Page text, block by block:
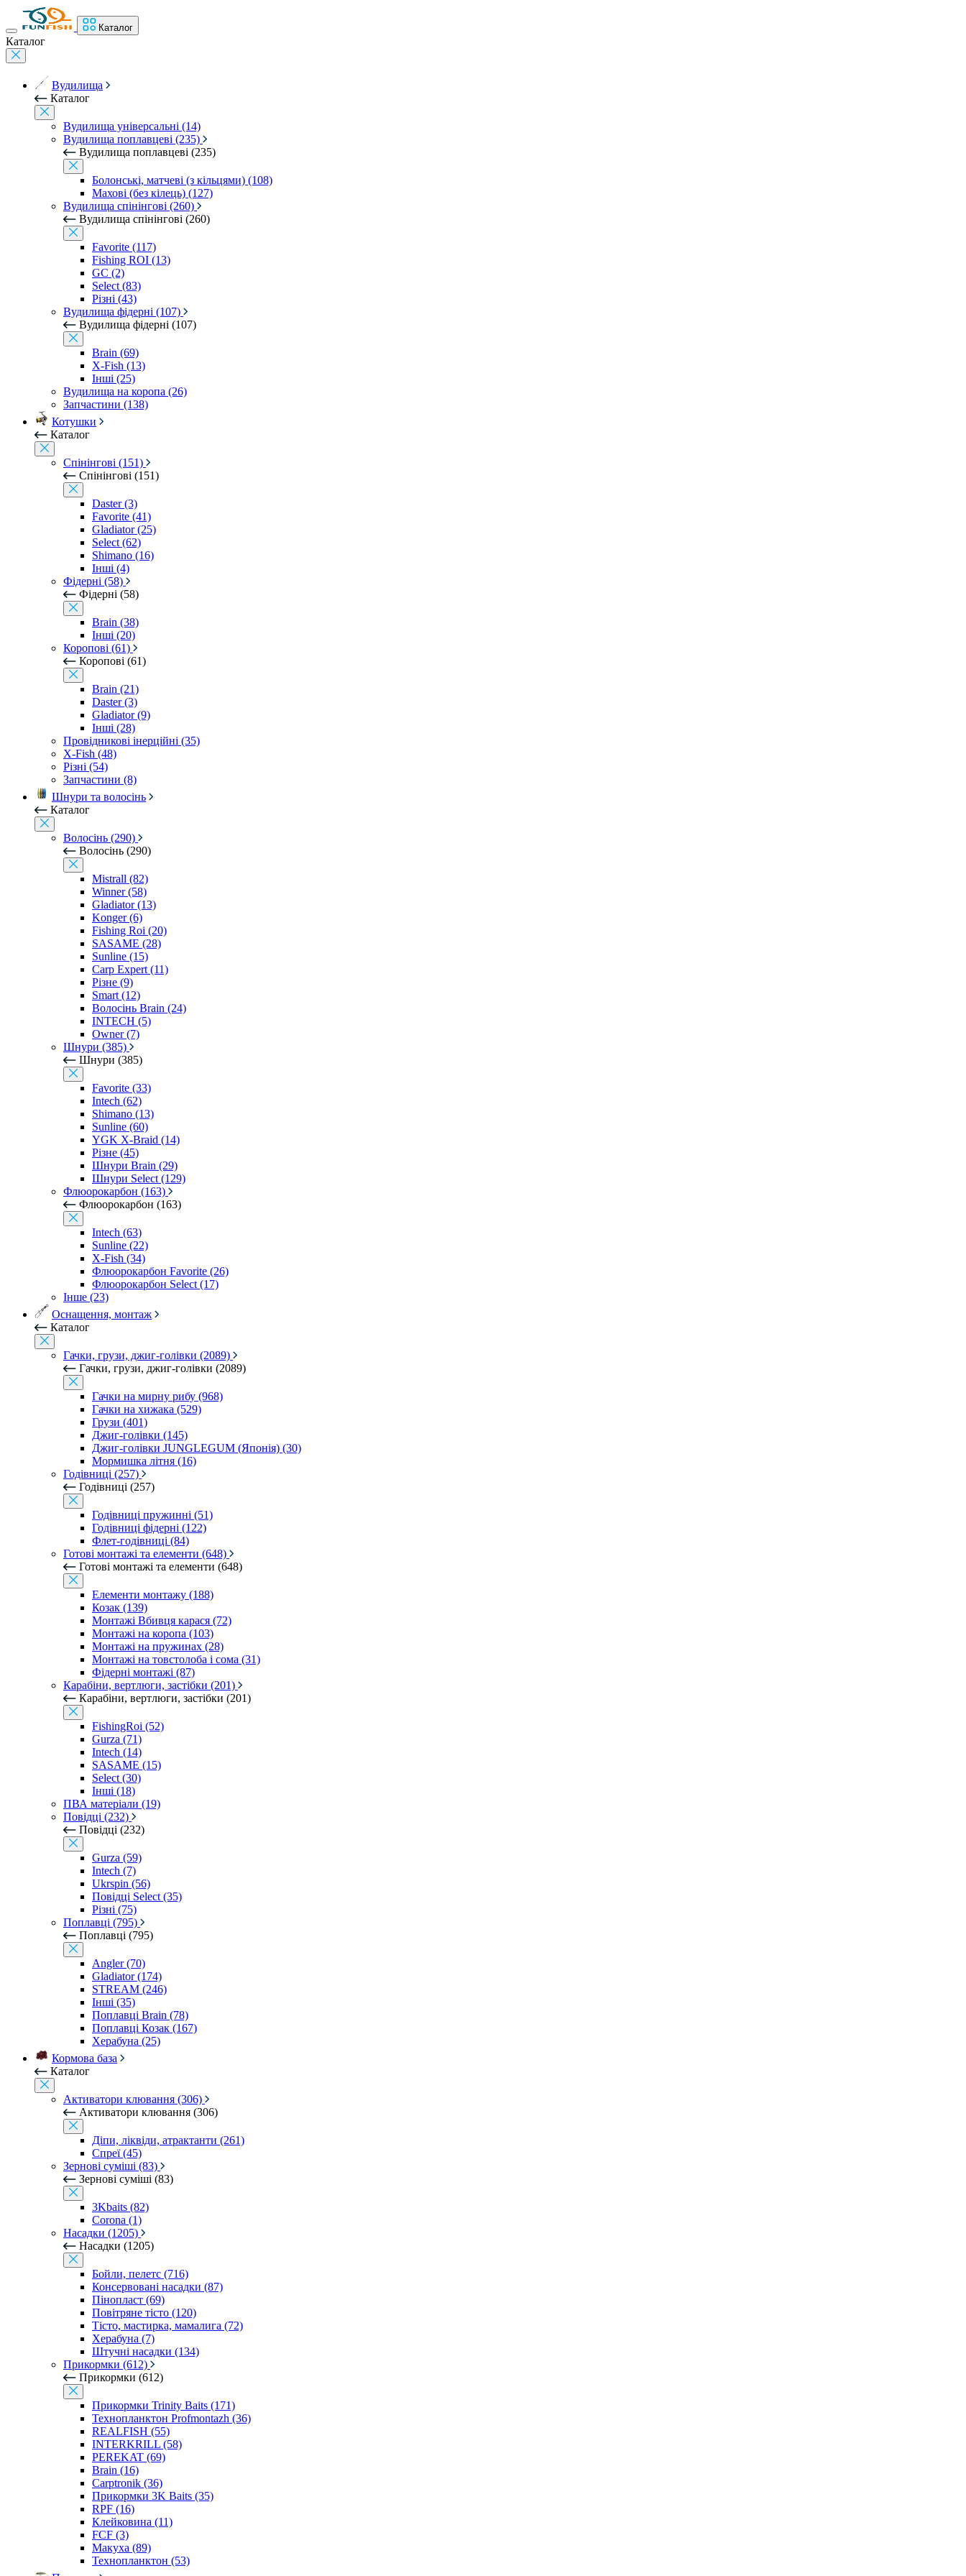
Каталог
Каталог
Вудилища
Каталог
Вудилища універсальні (14)
Вудилища поплавцеві (235)
Вудилища поплавцеві (235)
Болонські, матчеві (з кільцями) (108)
Махові (без кілець) (127)
Вудилища спінінгові (260)
Вудилища спінінгові (260)
Favorite (117)
Fishing ROI (13)
GC (2)
Select (83)
Різні (43)
Вудилища фідерні (107)
Вудилища фідерні (107)
Brain (69)
X-Fish (13)
Інші (25)
Вудилища на коропа (26)
Запчастини (138)
Котушки
Каталог
Спінінгові (151)
Спінінгові (151)
Daster (3)
Favorite (41)
Gladiator (25)
Select (62)
Shimano (16)
Інші (4)
Фідерні (58)
Фідерні (58)
Brain (38)
Інші (20)
Коропові (61)
Коропові (61)
Brain (21)
Daster (3)
Gladiator (9)
Інші (28)
Провідникові інерційні (35)
X-Fish (48)
Різні (54)
Запчастини (8)
Шнури та волосінь
Каталог
Волосінь (290)
Волосінь (290)
Mistrall (82)
Winner (58)
Gladiator (13)
Konger (6)
Fishing Roi (20)
SASAME (28)
Sunline (15)
Carp Expert (11)
Різне (9)
Smart (12)
Волосінь Brain (24)
INTECH (5)
Owner (7)
Шнури (385)
Шнури (385)
Favorite (33)
Intech (62)
Shimano (13)
Sunline (60)
YGK X-Braid (14)
Різне (45)
Шнури Brain (29)
Шнури Select (129)
Флюорокарбон (163)
Флюорокарбон (163)
Intech (63)
Sunline (22)
X-Fish (34)
Флюорокарбон Favorite (26)
Флюорокарбон Select (17)
Інше (23)
Оснащення, монтаж
Каталог
Гачки, грузи, джиг-голівки (2089)
Гачки, грузи, джиг-голівки (2089)
Гачки на мирну рибу (968)
Гачки на хижака (529)
Грузи (401)
Джиг-голівки (145)
Джиг-голівки JUNGLEGUM (Японія) (30)
Мормишка літня (16)
Годівниці (257)
Годівниці (257)
Годівниці пружинні (51)
Годівниці фідерні (122)
Флет-годівниці (84)
Готові монтажі та елементи (648)
Готові монтажі та елементи (648)
Елементи монтажу (188)
Козак (139)
Монтажі Вбивця карася (72)
Монтажі на коропа (103)
Монтажі на пружинах (28)
Монтажі на товстолоба і сома (31)
Фідерні монтажі (87)
Карабіни, вертлюги, застібки (201)
Карабіни, вертлюги, застібки (201)
FishingRoi (52)
Gurza (71)
Intech (14)
SASAME (15)
Select (30)
Інші (18)
ПВА матеріали (19)
Повідці (232)
Повідці (232)
Gurza (59)
Intech (7)
Ukrspin (56)
Повідці Select (35)
Різні (75)
Поплавці (795)
Поплавці (795)
Angler (70)
Gladiator (174)
STREAM (246)
Інші (35)
Поплавці Brain (78)
Поплавці Козак (167)
Херабуна (25)
Кормова база
Каталог
Активатори клювання (306)
Активатори клювання (306)
Діпи, ліквіди, атрактанти (261)
Спреї (45)
Зернові суміші (83)
Зернові суміші (83)
3Kbaits (82)
Corona (1)
Насадки (1205)
Насадки (1205)
Бойли, пелетс (716)
Консервовані насадки (87)
Пінопласт (69)
Повітряне тісто (120)
Тісто, мастирка, мамалига (72)
Херабуна (7)
Штучні насадки (134)
Прикормки (612)
Прикормки (612)
Прикормки Trinity Baits (171)
Технопланктон Profmontazh (36)
REALFISH (55)
INTERKRILL (58)
PEREKAT (69)
Brain (16)
Carptronik (36)
Прикормки 3K Baits (35)
RPF (16)
Клейковина (11)
FCF (3)
Макуха (89)
Технопланктон (53)